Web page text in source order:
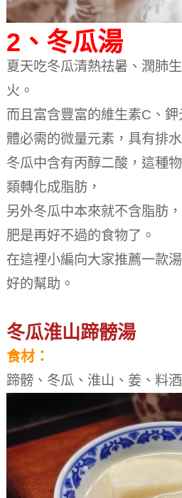
2、冬瓜湯
夏天吃冬瓜清熱祛暑、潤肺
火。
而且富含豐富的維生素C、
體必需的微量元素，具有排
冬瓜中含有丙醇二酸，這種
類轉化成脂肪，
另外冬瓜中本來就不含脂肪
肥是再好不過的食物了。
在這裡小編向大家推薦一款
好的幫助。
冬瓜淮山蹄髈湯
食材：
蹄髈、冬瓜、淮山、姜、料